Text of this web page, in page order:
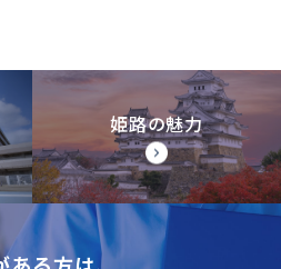
姫路の魅力